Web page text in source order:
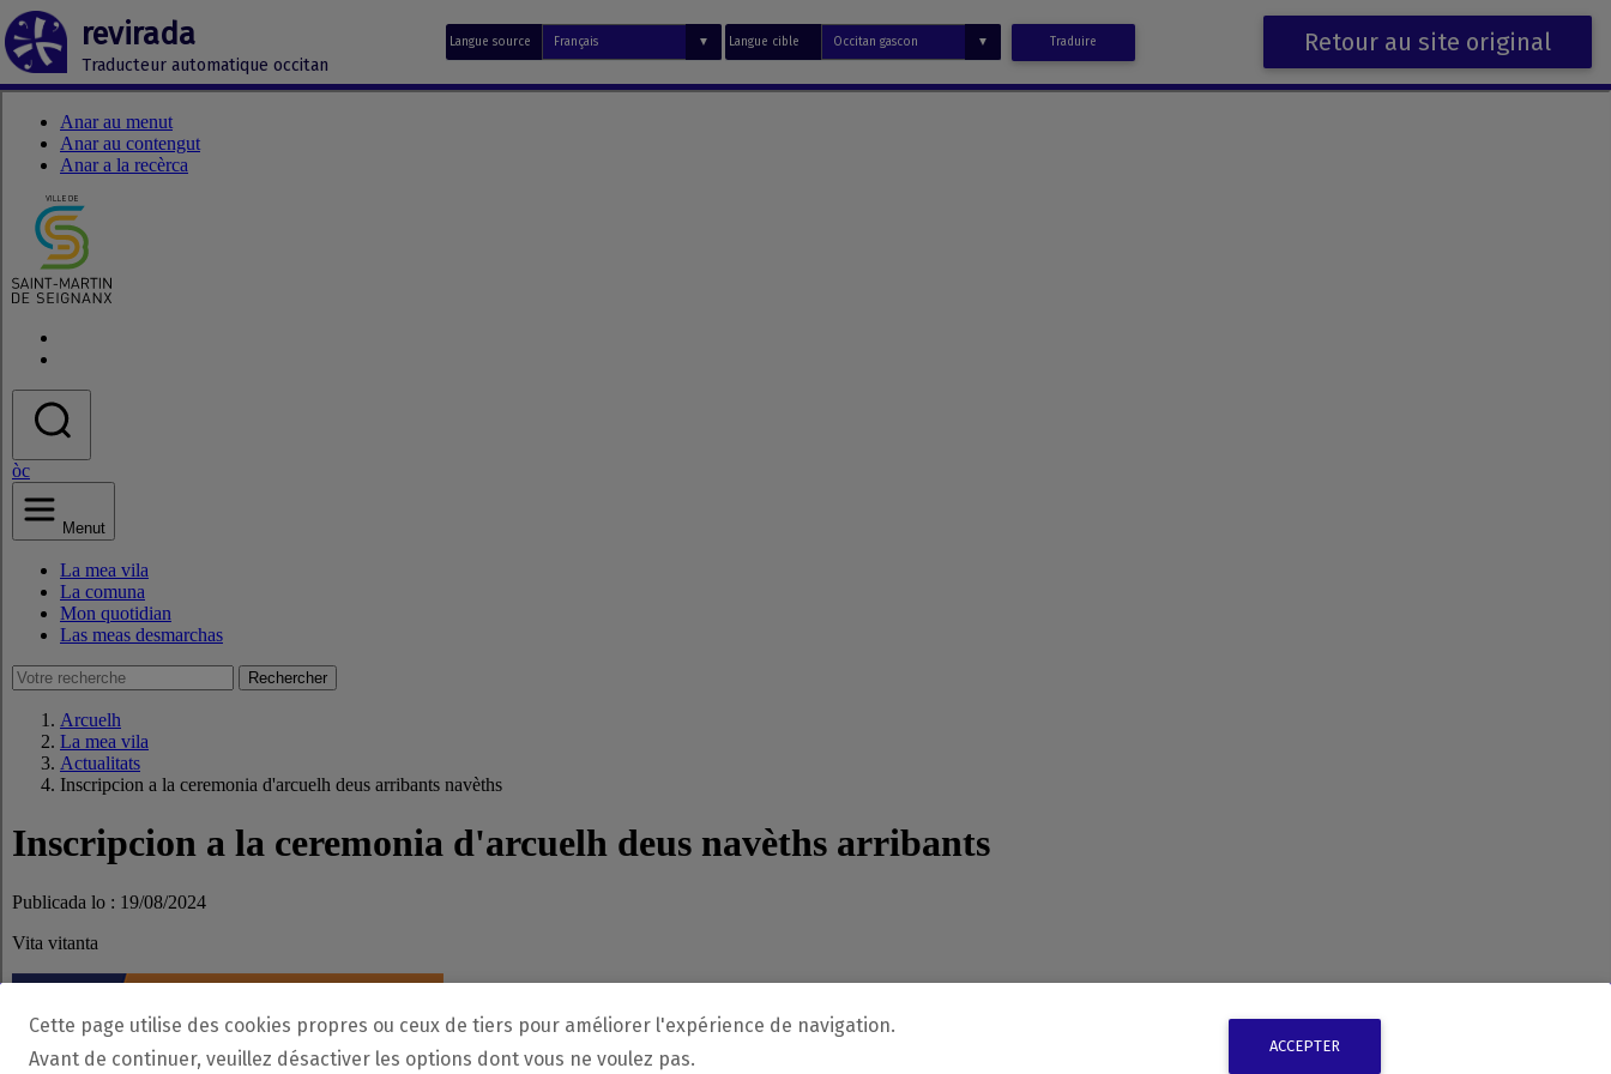
revirada
Traducteur automatique occitan
Langue source Langue cible Traduire Retour au site original
Cette page utilise des cookies propres ou ceux de tiers pour améliorer l'expérience de navigation.
Avant de continuer, veuillez désactiver les options dont vous ne voulez pas.
ACCEPTER